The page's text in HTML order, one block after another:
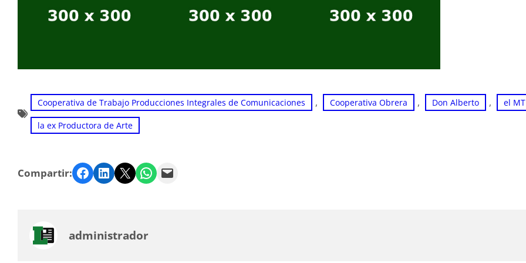
Cooperativa de Trabajo Producciones Integrales de Comunicaciones , Cooperativa Obrera , Don Alberto , el
la ex Productora de Arte
Compartir: Facebook LinkedIn Twitter WhatsApp Email
administrador